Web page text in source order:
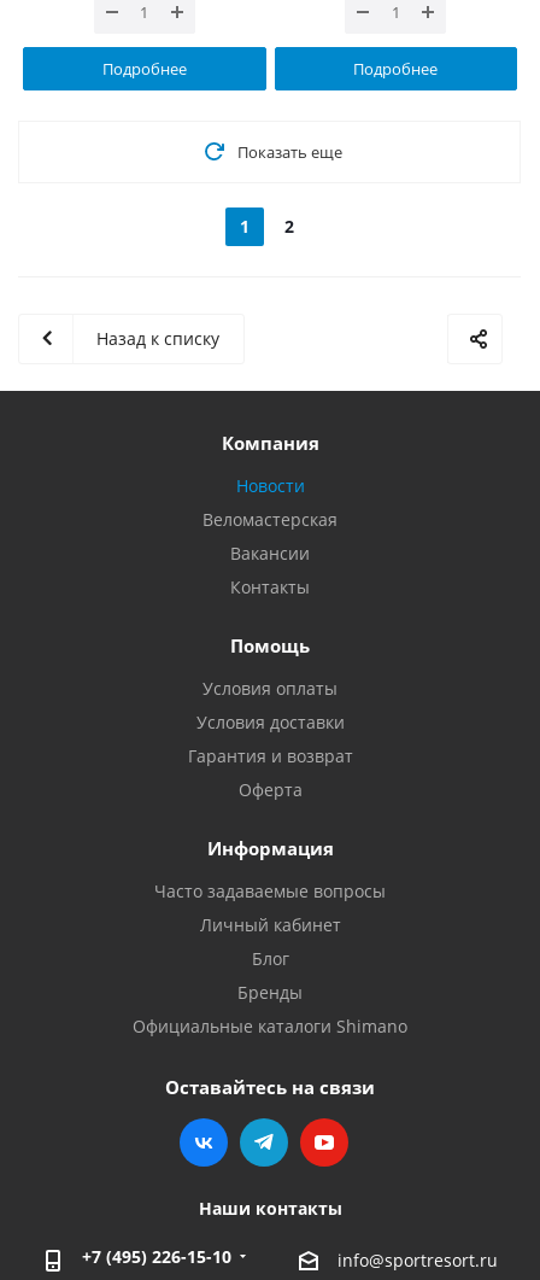
Подробнее Подробнее
Показать еще
1 2
Назад к списку
Компания
Новости
Веломастерская
Вакансии
Контакты
Помощь
Условия оплаты
Условия доставки
Гарантия и возврат
Оферта
Информация
Часто задаваемые вопросы
Личный кабинет
Блог
Бренды
Официальные каталоги Shimano
Оставайтесь на связи
Наши контакты
+7 (495) 226-15-10 info@sportresort.ru